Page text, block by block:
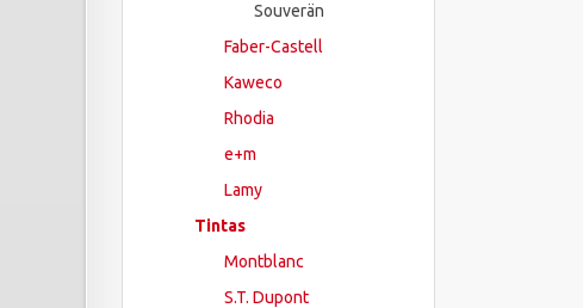
Souverän
Faber-Castell
Kaweco
Rhodia
e+m
Lamy
Tintas
Montblanc
S.T. Dupont